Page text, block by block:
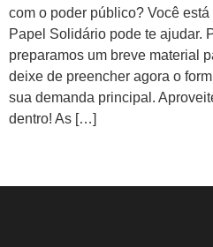
com o poder público? Você
Papel Solidário pode te ajudar.
preparamos um breve material
deixe de preencher agora o
sua demanda principal.
dentro! As […]